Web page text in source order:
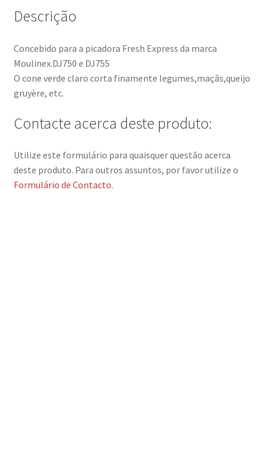
Descrição
Concebido para a picadora Fresh Express da marca
Moulinex.DJ750 e DJ755
O cone verde claro corta finamente legumes,maçãs,queijo
gruyère, etc.
Contacte acerca deste produto:
Utilize este formulário para quaisquer questão acerca
deste produto. Para outros assuntos, por favor utilize o
Formulário de Contacto.